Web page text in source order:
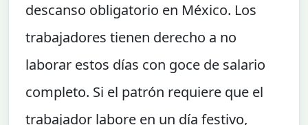
descanso obligatorio en México. Los
trabajadores tienen derecho a no
laborar estos días con goce de salario
completo. Si el patrón requiere que el
trabajador labore en un día festivo,